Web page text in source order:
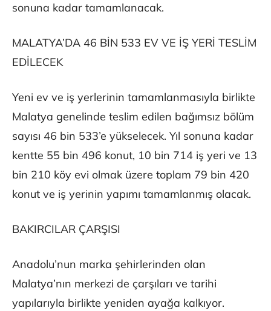
sonuna kadar tamamlanacak.
MALATYA’DA 46 BİN 533 EV VE İŞ YERİ TESLİM
EDİLECEK
Yeni ev ve iş yerlerinin tamamlanmasıyla birlikte
Malatya genelinde teslim edilen bağımsız bölüm
sayısı 46 bin 533’e yükselecek. Yıl sonuna kadar
kentte 55 bin 496 konut, 10 bin 714 iş yeri ve 13
bin 210 köy evi olmak üzere toplam 79 bin 420
konut ve iş yerinin yapımı tamamlanmış olacak.
BAKIRCILAR ÇARŞISI
Anadolu’nun marka şehirlerinden olan
Malatya’nın merkezi de çarşıları ve tarihi
yapılarıyla birlikte yeniden ayağa kalkıyor.